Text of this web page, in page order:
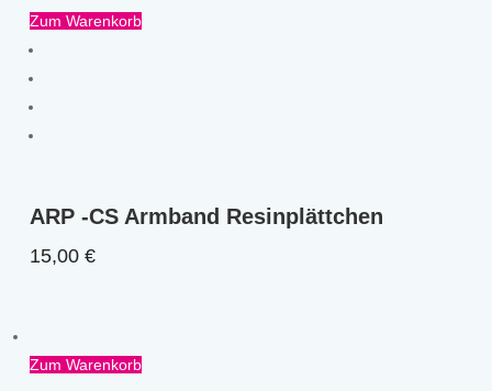
Zum Warenkorb
ARP -CS Armband Resinplättchen
15,00€
Zum Warenkorb